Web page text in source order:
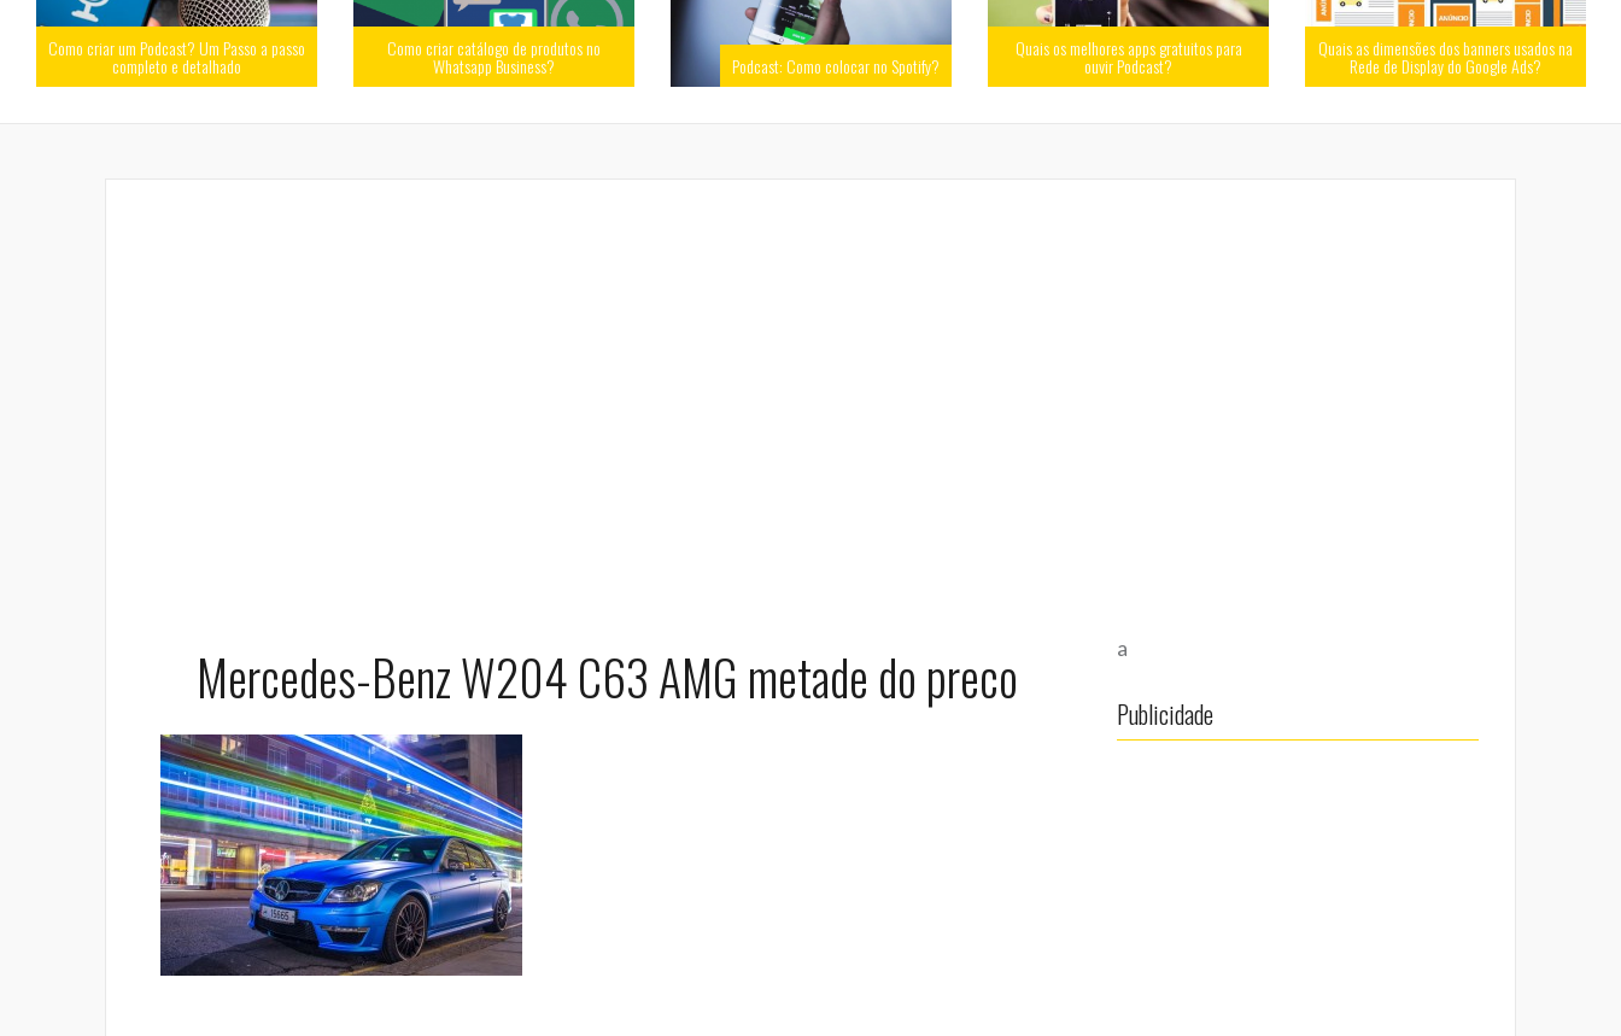
Como criar um Podcast? Um Passo a passo
completo e detalhado
Como criar catálogo de produtos no
Whatsapp Business? Podcast: Como colocar no Spotify?
Quais os melhores apps gratuitos para
ouvir Podcast?
Quais as dimensões dos banners usados na
Rede de Display do Google Ads?
Mercedes-Benz W204 C63 AMG metade do preco a
Publicidade